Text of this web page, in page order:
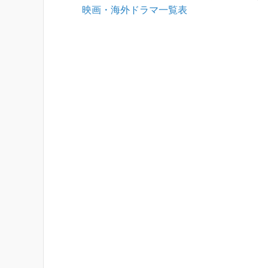
映画・海外ドラマ一覧表